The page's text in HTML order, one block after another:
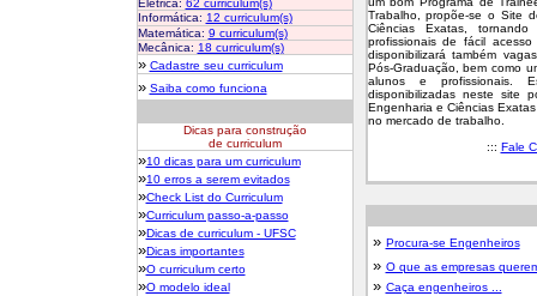
Elétrica: 62 curriculum(s)
Informática: 12 curriculum(s)
Matemática: 9 curriculum(s)
Mecânica: 18 curriculum(s)
» Cadastre seu curriculum
» Saiba como funciona
Dicas para construção
de curriculum
»10 dicas para um curriculum
»10 erros a serem evitados
»Check List do Curriculum
»Curriculum passo-a-passo
»Dicas de curriculum - UFSC
»Dicas importantes
»O curriculum certo
»O modelo ideal
Trabalho, propõe-se o Site
Ciências Exatas,
profissionais de fácil
disponibilizará também
Pós-Graduação, bem como
alunos e profissionais.
disponibilizadas neste site
Engenharia e Ciências
no mercado de trabalho.
::: Fale
» Procura-se Engenheiros
» O que as empresas
» Caça engenheiros ...